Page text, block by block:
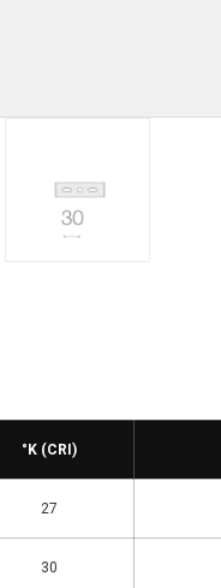
°K (CRI)
27
30